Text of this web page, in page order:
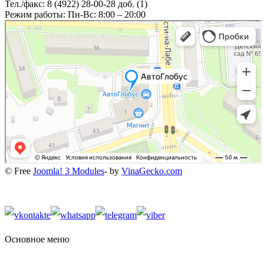
Тел./факс: 8 (4922) 28-00-28 доб. (1)
Режим работы: Пн-Вс: 8:00 – 20:00
© Free Joomla! 3 Modules- by VinaGecko.com
Основное меню